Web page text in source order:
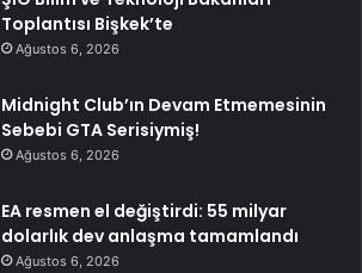
Toplantısı Bişkek’te
Ağustos 6, 2026
Midnight Club’ın Devam Etmemesinin
Sebebi GTA Serisiymiş!
Ağustos 6, 2026
EA resmen el değiştirdi: 55 milyar
dolarlık dev anlaşma tamamlandı
Ağustos 6, 2026